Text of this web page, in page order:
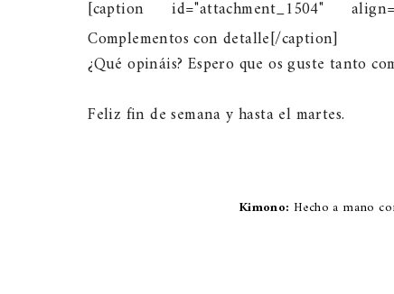
[caption id="attachment_1504"
Complementos con detalle[/caption]
¿Qué opináis? Espero que os guste tanto
Feliz fin de semana y hasta el martes.
Kimono: Hecho a mano